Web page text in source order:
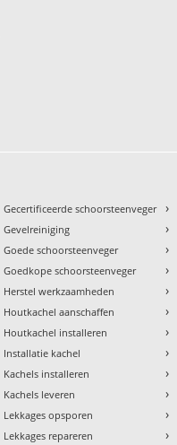
Gecertificeerde schoorsteenveger
Gevelreiniging
Goede schoorsteenveger
Goedkope schoorsteenveger
Herstel werkzaamheden
Houtkachel aanschaffen
Houtkachel installeren
Installatie kachel
Kachels installeren
Kachels leveren
Lekkages opsporen
Lekkages repareren
›
›
›
›
›
›
›
›
›
›
›
›